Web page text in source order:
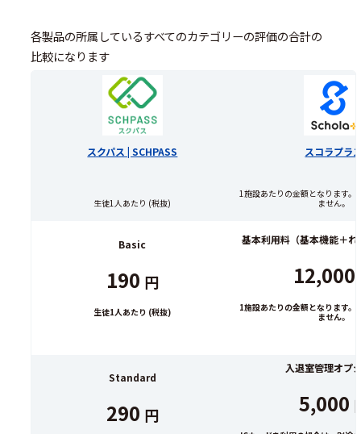
各製品の所属しているすべてのカテゴリーの評価の合計の
比較になります
スクパス | SCHPASS
生徒1人あたり (税抜)
Basic
190 円
生徒1人あたり (税抜)
Standard
290 円
スコラプラ
1施設あたりの金額となります。
ません。
基本利用料（基本機能＋
12,000
1施設あたりの金額となります。
ません。
入退室管理オプ
5,000